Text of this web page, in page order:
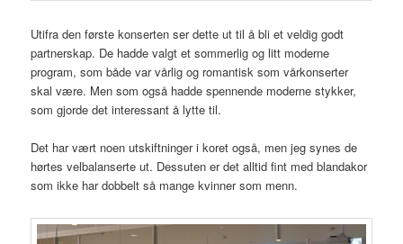
Utifra den første konserten ser dette ut til å bli et veldig godt
partnerskap. De hadde valgt et sommerlig og litt moderne
program, som både var vårlig og romantisk som vårkonserter
skal være. Men som også hadde spennende moderne stykker,
som gjorde det interessant å lytte til.
Det har vært noen utskiftninger i koret også, men jeg synes de
hørtes velbalanserte ut. Dessuten er det alltid fint med blandakor
som ikke har dobbelt så mange kvinner som menn.